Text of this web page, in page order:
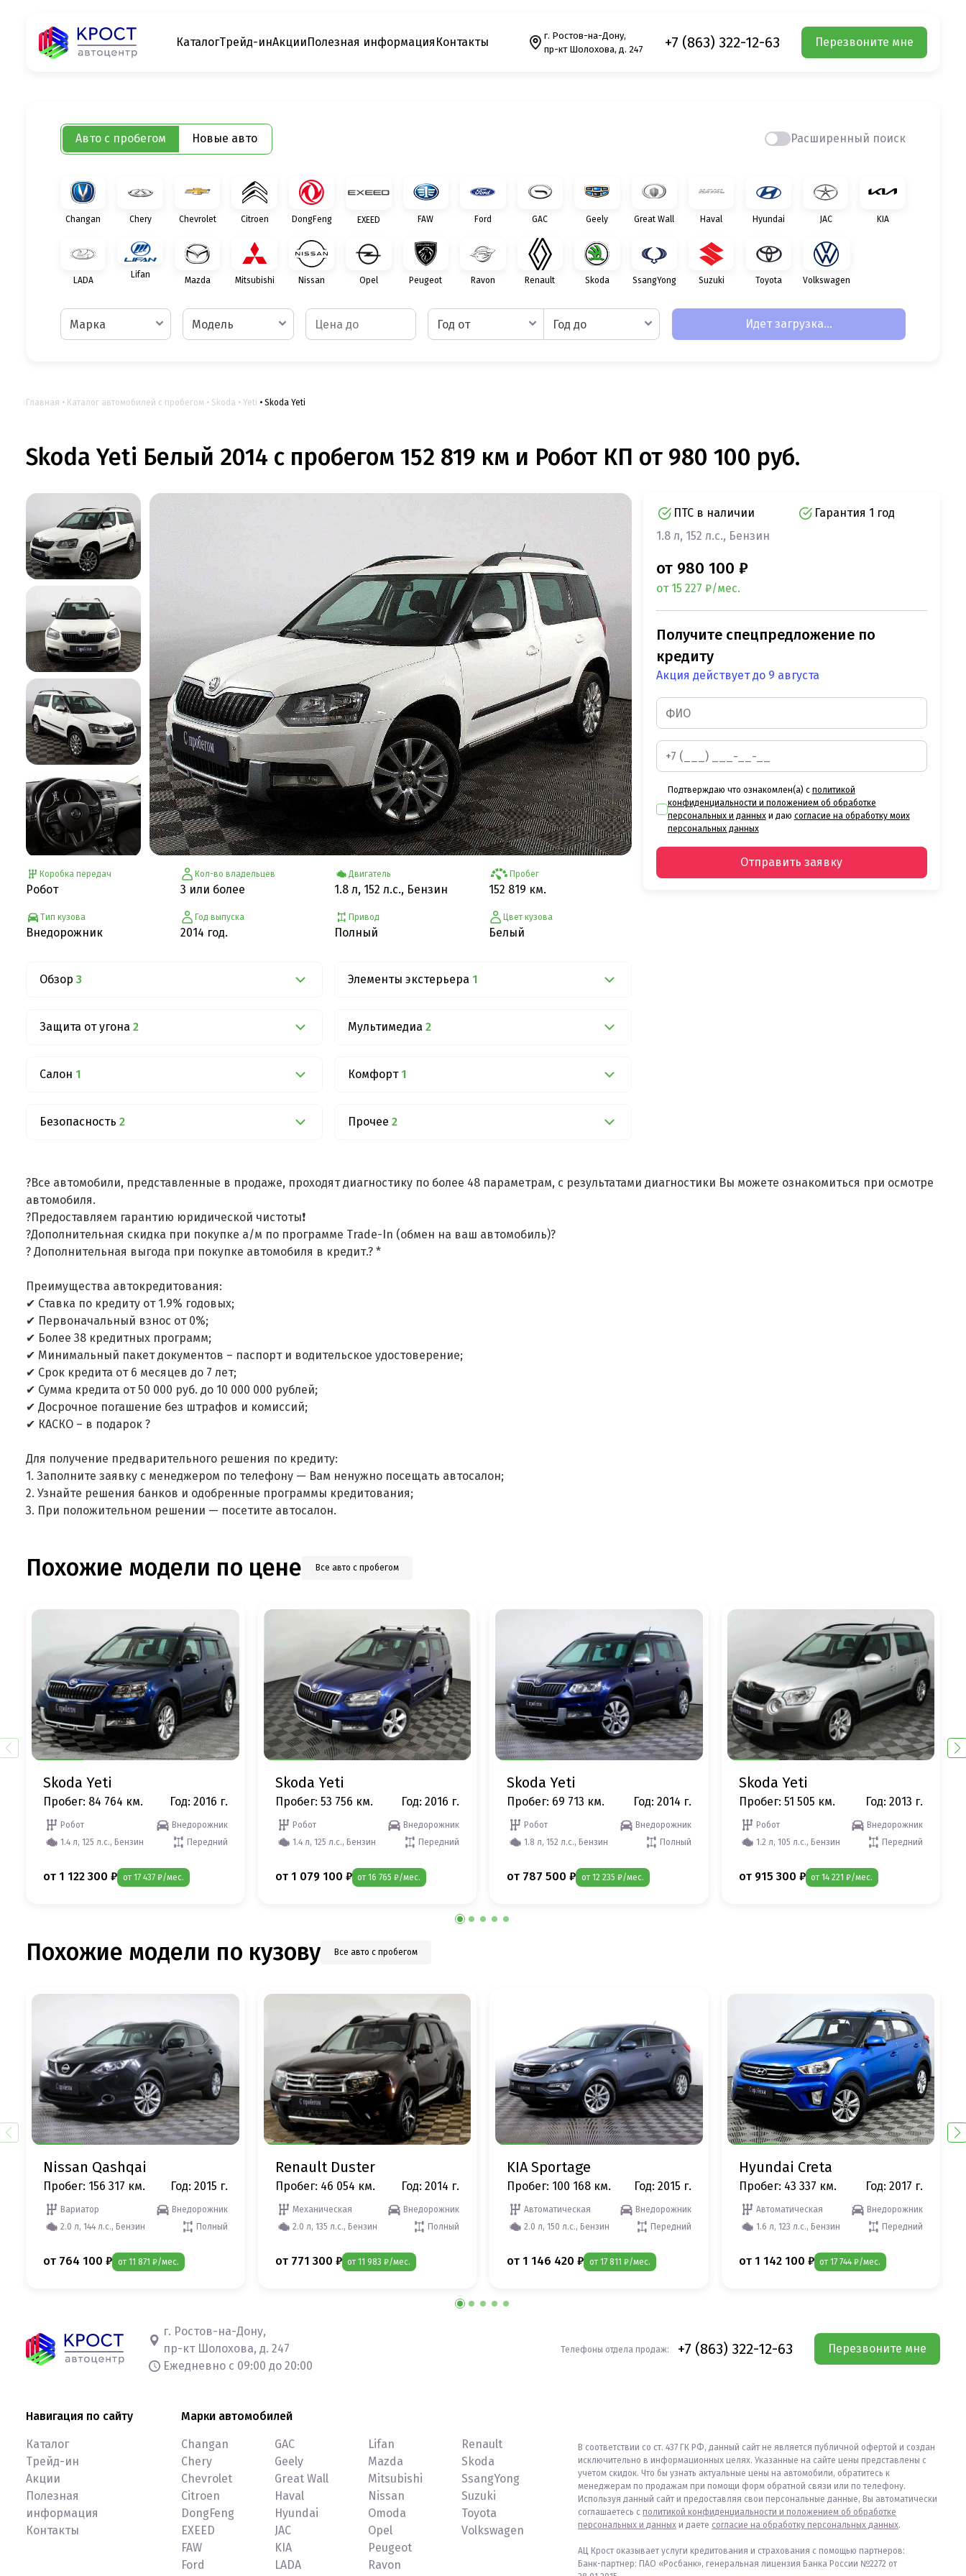
КаталогТрейд-инАкцииПолезная информация Контакты
г. Ростов-на-Дону,
пр-кт Шолохова, д. 247
+7 (863) 322-12-63 Перезвоните мне
Авто с пробегом Новые авто Расширенный поиск
Changan Chery Chevrolet Citroen DongFeng EXEED FAW Ford GAC Geely Great Wall Haval Hyundai JAC KIA
LADA
Lifan
Mazda Mitsubishi Nissan Opel Peugeot Ravon Renault Skoda SsangYong Suzuki Toyota Volkswagen
Марка Модель Год от Год до Идет загрузка...
Главная Каталог автомобилей с пробегом Skoda Yeti Skoda Yeti
Skoda Yeti Белый 2014 с пробегом 152 819 км и Робот КП от 980 100 руб.
Коробка передач
Робот
Тип кузова
Внедорожник
Кол-во владельцев
3 или более
Год выпуска
2014 год.
Двигатель
1.8 л, 152 л.с., Бензин
Привод
Полный
Пробег
152 819 км.
Цвет кузова
Белый
Обзор 3 Элементы экстерьера 1
Защита от угона 2 Мультимедиа 2
Салон 1 Комфорт 1
Безопасность 2 Прочее 2
ПТС в наличии
Гарантия 1 год
1.8 л, 152 л.с., Бензин
от 980 100 ₽
от 15 227 ₽/мес.
Получите спецпредложение по
кредиту
Акция действует до 9 августа
Подтверждаю что ознакомлен(а) с политикой
конфиденциальности и положением об обработке
персональных и данныхи даю согласие на обработку моих
персональных данных
Отправить заявку
?Все автомобили, представленные в продаже, проходят диагностику по более 48 параметрам, с результатами диагностики Вы можете ознакомиться при осмотре
автомобиля.
?Предоставляем гарантию юридической чистоты❗
?Дополнительная скидка при покупке а/м по программе Trade-In (обмен на ваш автомобиль)?
? Дополнительная выгода при покупке автомобиля в кредит.? *
Преимущества автокредитования:
✔ Ставка по кредиту от 1.9% годовых;
✔ Первоначальный взнос от 0%;
✔ Более 38 кредитных программ;
✔ Минимальный пакет документов – паспорт и водительское удостоверение;
✔ Срок кредита от 6 месяцев до 7 лет;
✔ Сумма кредита от 50 000 руб. до 10 000 000 рублей;
✔ Досрочное погашение без штрафов и комиссий;
✔ КАСКО – в подарок ?
Для получение предварительного решения по кредиту:
1. Заполните заявку с менеджером по телефону — Вам ненужно посещать автосалон;
2. Узнайте решения банков и одобренные программы кредитования;
3. При положительном решении — посетите автосалон.
Похожие модели по цене Все авто с пробегом
Skoda Yeti
Пробег: 84 764 км. Год: 2016 г.
Робот
Внедорожник
1.4 л, 125 л.с., Бензин
Передний
от 1 122 300 ₽ от 17 437 ₽/мес.
Skoda Yeti
Пробег: 53 756 км. Год: 2016 г.
Робот
Внедорожник
1.4 л, 125 л.с., Бензин
Передний
от 1 079 100 ₽ от 16 765 ₽/мес.
Skoda Yeti
Пробег: 69 713 км. Год: 2014 г.
Робот
Внедорожник
1.8 л, 152 л.с., Бензин
Полный
от 787 500 ₽ от 12 235 ₽/мес.
Skoda Yeti
Пробег: 51 505 км. Год: 2013 г.
Робот
Внедорожник
1.2 л, 105 л.с., Бензин
Передний
от 915 300 ₽ от 14 221 ₽/мес.
Похожие модели по кузову Все авто с пробегом
Nissan Qashqai
Пробег: 156 317 км. Год: 2015 г.
Вариатор
Внедорожник
2.0 л, 144 л.с., Бензин
Полный
от 764 100 ₽ от 11 871 ₽/мес.
Renault Duster
Пробег: 46 054 км. Год: 2014 г.
Механическая
Внедорожник
2.0 л, 135 л.с., Бензин
Полный
от 771 300 ₽ от 11 983 ₽/мес.
KIA Sportage
Пробег: 100 168 км. Год: 2015 г.
Автоматическая
Внедорожник
2.0 л, 150 л.с., Бензин
Передний
от 1 146 420 ₽ от 17 811 ₽/мес.
Hyundai Creta
Пробег: 43 337 км. Год: 2017 г.
Автоматическая
Внедорожник
1.6 л, 123 л.с., Бензин
Передний
от 1 142 100 ₽ от 17 744 ₽/мес.
г. Ростов-на-Дону,
пр-кт Шолохова, д. 247
Ежедневно с 09:00 до 20:00
Телефоны отдела продаж: +7 (863) 322-12-63 Перезвоните мне
Навигация по сайту
Каталог
Трейд-ин
Акции
Полезная
информация
Контакты
Марки автомобилей
Changan
Chery
Chevrolet
Citroen
DongFeng
EXEED
FAW
Ford
GAC
Geely
Great Wall
Haval
Hyundai
JAC
KIA
LADA
Lifan
Mazda
Mitsubishi
Nissan
Omoda
Opel
Peugeot
Ravon
Renault
Skoda
SsangYong
Suzuki
Toyota
Volkswagen
В соответствии со ст. 437 ГК РФ, данный сайт не является публичной офертой и создан
исключительно в информационных целях. Указанные на сайте цены представлены с
учетом скидок. Что бы узнать актуальные цены на автомобили, обратитесь к
менеджерам по продажам при помощи форм обратной связи или по телефону.
Используя данный сайт и предоставляя свои персональные данные, Вы автоматически
соглашаетесь с политикой конфиденциальности и положением об обработке
персональных и данных и даете согласие на обработку персональных данных.
АЦ Крост оказывает услуги кредитования и страхования с помощью партнеров:
Банк-партнер: ПАО «Росбанк», генеральная лицензия Банка России №2272 от